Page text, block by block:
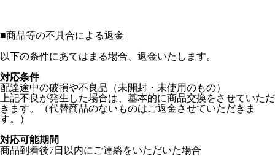
■商品等の不具合による返金
以下の条件にあてはまる場合、返金いたします。
対応条件
配達途中の破損や不良品（未開封・未使用のもの）
上記不良が発生した場合は、基本的に商品交換をさせていただ
きます。（代替商品のないものはご返金させていただきま
す。）
対応可能期間
商品到着後7日以内にご連絡をいただいた場合